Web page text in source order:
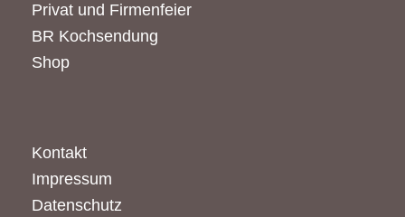
Privat und Firmenfeier
BR Kochsendung
Shop
Kontakt
Impressum
Datenschutz